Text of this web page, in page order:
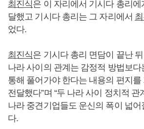
최진식은 이 자리에서 기시다 총리에
달했고 기시다 총리는 그 자리에서
었다.
최진식은 기시다 총리 면담이 끝난
나라 사이의 관계는 감정적 방법보
통해 풀어가야 한다는 내용의 편지를
전달했다”며 “두 나라 사이 정치적 관
나라 중견기업들도 운신의 폭이 넓어
다.